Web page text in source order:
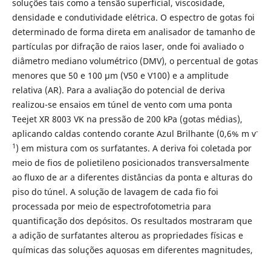
soluções tais como a tensão superficial, viscosidade,
densidade e condutividade elétrica. O espectro de gotas foi
determinado de forma direta em analisador de tamanho de
partículas por difração de raios laser, onde foi avaliado o
diâmetro mediano volumétrico (DMV), o percentual de gotas
menores que 50 e 100 μm (V50 e V100) e a amplitude
relativa (AR). Para a avaliação do potencial de deriva
realizou-se ensaios em túnel de vento com uma ponta
Teejet XR 8003 VK na pressão de 200 kPa (gotas médias),
aplicando caldas contendo corante Azul Brilhante (0,6% m v-
1 ) em mistura com os surfatantes. A deriva foi coletada por
meio de fios de polietileno posicionados transversalmente
ao fluxo de ar a diferentes distâncias da ponta e alturas do
piso do túnel. A solução de lavagem de cada fio foi
processada por meio de espectrofotometria para
quantificação dos depósitos. Os resultados mostraram que
a adição de surfatantes alterou as propriedades físicas e
químicas das soluções aquosas em diferentes magnitudes,